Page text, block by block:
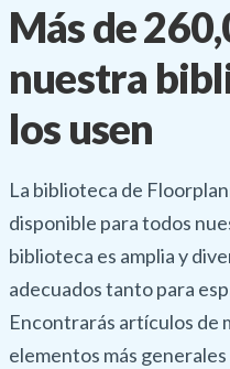
Más de
nuestra
los usen
La biblioteca de
disponible para todos
biblioteca es amplia y
adecuados tanto para
Encontrarás artículos de
elementos más